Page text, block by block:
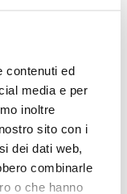
contenuti ed
media e per
inoltre
sito con i
dei dati web,
combinarle
o che hanno